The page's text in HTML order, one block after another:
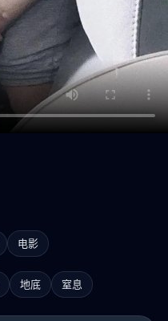
电影
地底 窒息